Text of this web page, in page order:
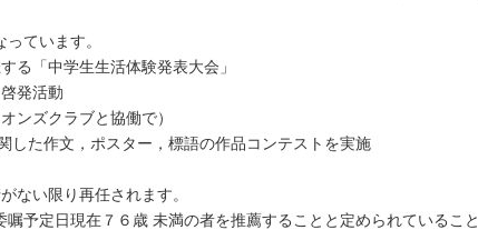
ています。
る「中学生生活体験発表大会」
発活動
ンズクラブと協働で）
した作文，ポスター，標語の作品コンテストを実施
ない限り再任されます。
予定日現在７６歳 未満の者を推薦することと定められていること